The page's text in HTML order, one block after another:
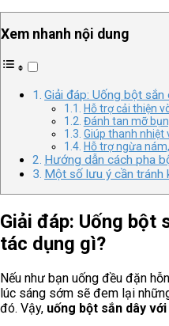
Xem nhanh nội dung
Giải đáp: Uống bột
Hỗ trợ cải thiện
Đánh tan mỡ
Giúp thanh nhiệt
Hỗ trợ ngừa
Hướng dẫn cách pha
Một số lưu ý cần tránh
Giải đáp: Uống bột
tác dụng gì?
Nếu như bạn uống đều đặn
lúc sáng sớm sẽ đem lại
đó. Vậy, uống bột sắn dây